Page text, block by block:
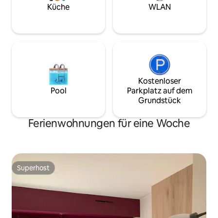
und kostenlose
Küche WLAN
Pool
Kostenloser
Parkplatz auf dem
Grundstück
Ferienwohnungen für eine Woche
Superhost
Superhost